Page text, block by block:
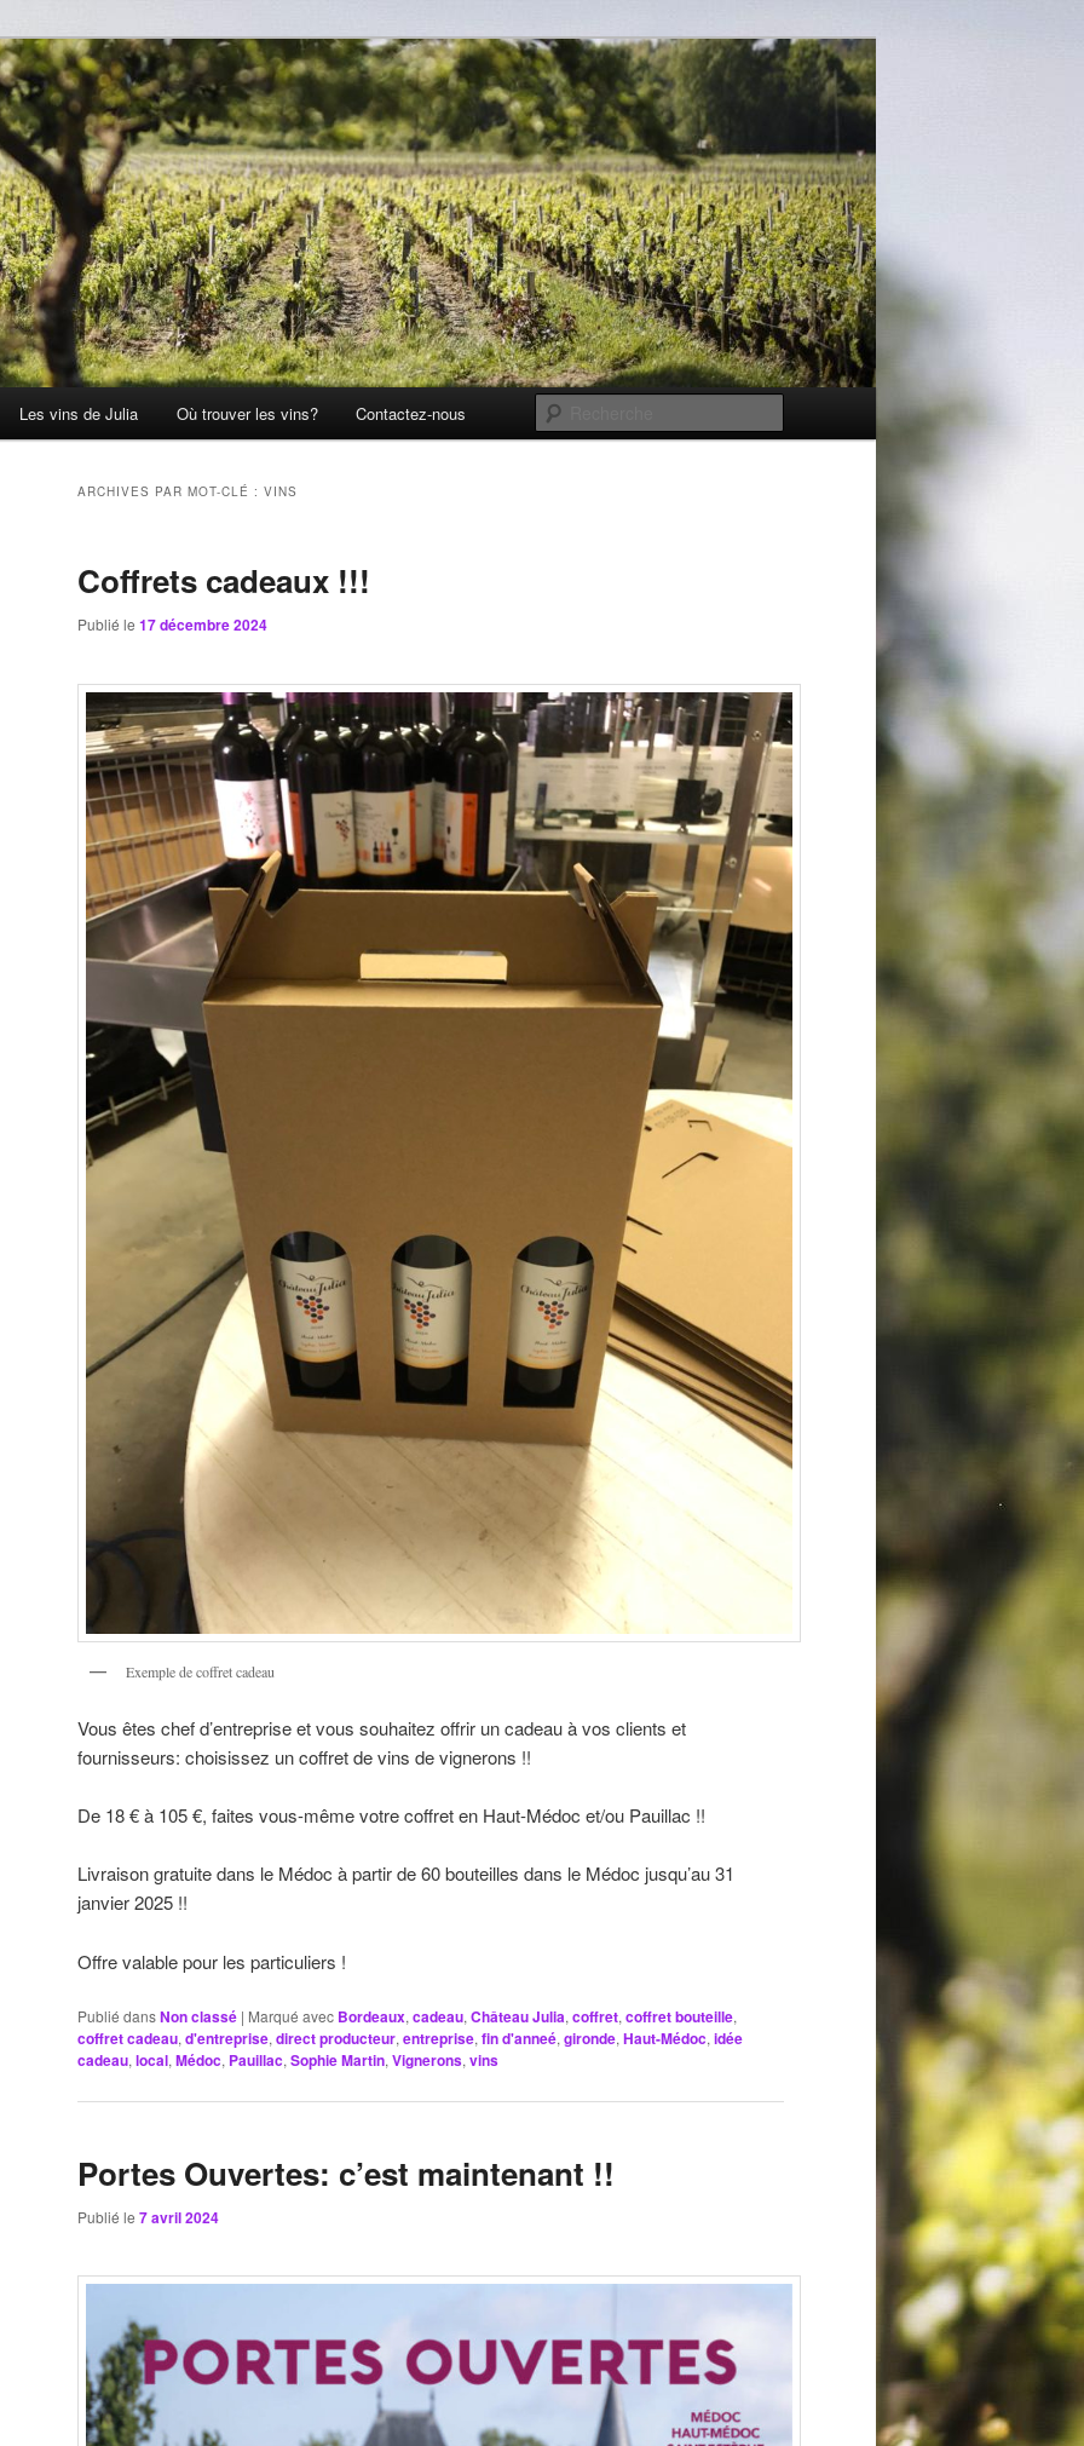
Les vins de Julia Où trouver les vins? Contactez-nous
ARCHIVES PAR MOT-CLÉ : VINS
Coffrets cadeaux !!!
Publié le 17 décembre 2024
Exemple de coffret cadeau
Vous êtes chef d’entreprise et vous souhaitez offrir un cadeau à vos clients et
fournisseurs: choisissez un coffret de vins de vignerons !!
De 18 € à 105 €, faites vous-même votre coffret en Haut-Médoc et/ou Pauillac !!
Livraison gratuite dans le Médoc à partir de 60 bouteilles dans le Médoc jusqu’au 31
janvier 2025 !!
Offre valable pour les particuliers !
Publié dansNon classé | Marqué avec Bordeaux, cadeau, Château Julia, coffret, coffret bouteille,
coffret cadeau, d'entreprise, direct producteur, entreprise, fin d'anneé, gironde, Haut-Médoc, idée
cadeau, local, Médoc, Pauillac, Sophie Martin, Vignerons, vins
Portes Ouvertes: c’est maintenant !!
Publié le 7 avril 2024